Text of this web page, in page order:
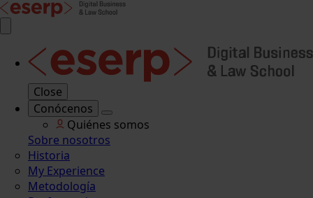
Close
Conócenos
Quiénes somos
Sobre nosotros
Historia
My Experience
Metodología